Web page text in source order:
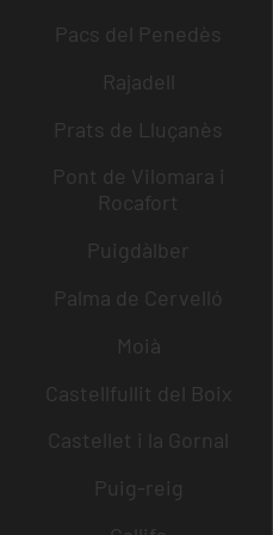
Pacs del Penedès
Rajadell
Prats de Lluçanès
Pont de Vilomara i
Rocafort
Puigdàlber
Palma de Cervelló
Moià
Castellfullit del Boix
Castellet i la Gornal
Puig-reig